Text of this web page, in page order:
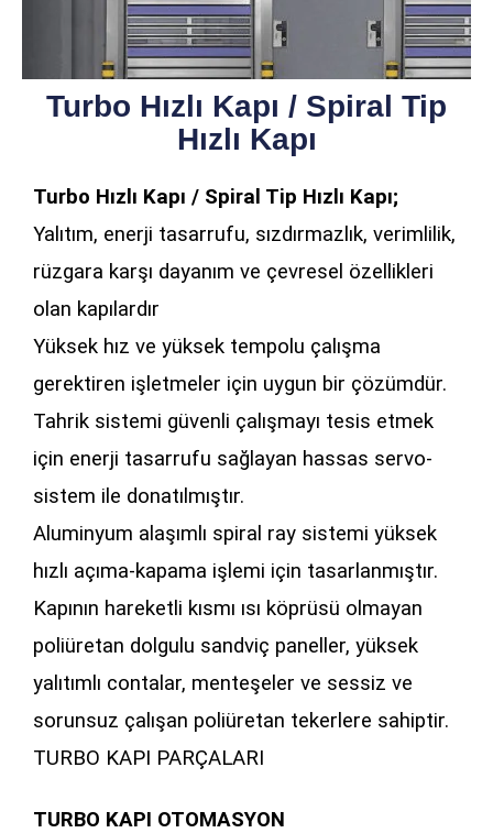
Turbo Hızlı Kapı / Spiral Tip
Hızlı Kapı
Turbo Hızlı Kapı / Spiral Tip Hızlı Kapı;
Yalıtım, enerji tasarrufu, sızdırmazlık, verimlilik,
rüzgara karşı dayanım ve çevresel özellikleri
olan kapılardır
Yüksek hız ve yüksek tempolu çalışma
gerektiren işletmeler için uygun bir çözümdür.
Tahrik sistemi güvenli çalışmayı tesis etmek
için enerji tasarrufu sağlayan hassas servo-
sistem ile donatılmıştır.
Aluminyum alaşımlı spiral ray sistemi yüksek
hızlı açıma-kapama işlemi için tasarlanmıştır.
Kapının hareketli kısmı ısı köprüsü olmayan
poliüretan dolgulu sandviç paneller, yüksek
yalıtımlı contalar, menteşeler ve sessiz ve
sorunsuz çalışan poliüretan tekerlere sahiptir.
TURBO KAPI PARÇALARI
TURBO KAPI OTOMASYON